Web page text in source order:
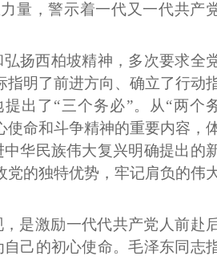
量，警示着一代又一代共产
扬西柏坡精神，多次要求全
指明了前进方向、确立了行动
出了“三个务必”。从“两个
使命和斗争精神的重要内容，
华民族伟大复兴明确提出的
党的独特优势，牢记肩负的伟
是激励一代代共产党人前赴
己的初心使命。毛泽东同志